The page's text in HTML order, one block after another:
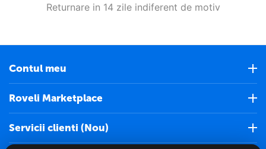
Returnare in 14 zile indiferent de motiv
Contul meu
Roveli Marketplace
Servicii clienti (Nou)